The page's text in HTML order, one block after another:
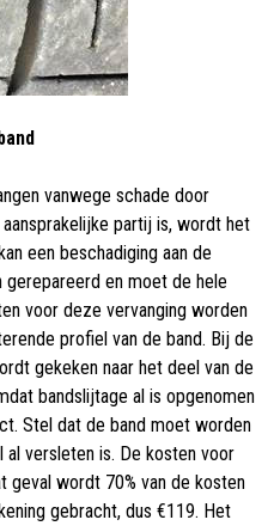
vanwege schade door
partij is, wordt het
een beschadiging aan de
en moet de hele
voor deze vervanging worden
profiel van de band. Bij de
gekeken naar het deel van de
bandslijtage al is opgenomen
Stel dat de band moet worden
al versleten is. De kosten voor
geval wordt 70% van de kosten
gebracht, dus €119. Het